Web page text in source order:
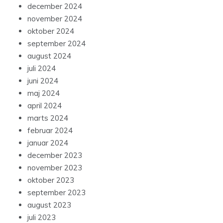
december 2024
november 2024
oktober 2024
september 2024
august 2024
juli 2024
juni 2024
maj 2024
april 2024
marts 2024
februar 2024
januar 2024
december 2023
november 2023
oktober 2023
september 2023
august 2023
juli 2023